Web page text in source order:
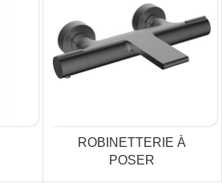
ROBINETTERIE À
POSER